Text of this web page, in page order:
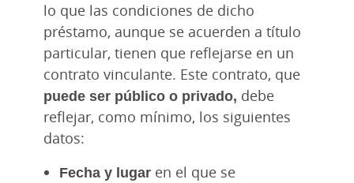
lo que las condiciones de dicho
préstamo, aunque se acuerden a título
particular, tienen que reflejarse en un
contrato vinculante. Este contrato, que
puede ser público o privado, debe
reflejar, como mínimo, los siguientes
datos:
Fecha y lugar en el que se